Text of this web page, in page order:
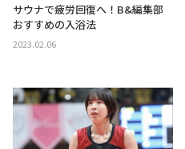
サウナで疲労回復へ！B&編集部
おすすめの入浴法
2023.02.06